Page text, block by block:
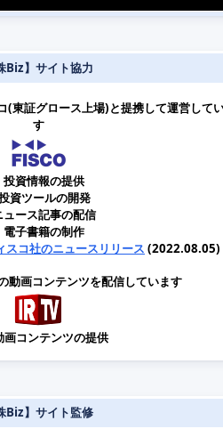
Biz】サイト協力
(東証グロース上場)と提携して運営して
す
投資情報の提供
資ツールの開発
ュース記事の配信
電子書籍の制作
コ社のニュースリリース (2022.08.05)
動画コンテンツを配信しています
画コンテンツの提供
Biz】サイト監修